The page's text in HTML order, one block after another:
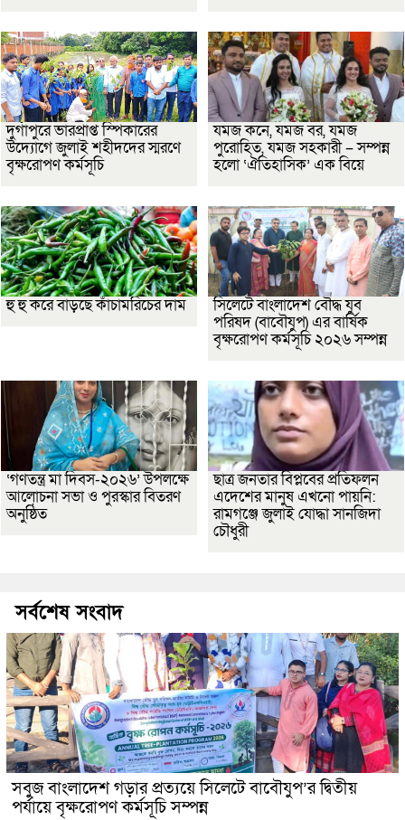
দুর্গাপুরে ভারপ্রাপ্ত স্পিকারের
উদ্যোগে জুলাই শহীদদের স্মরণে
বৃক্ষরোপণ কর্মসূচি
যমজ কনে, যমজ বর, যমজ
পুরোহিত, যমজ সহকারী – সম্পন্ন
হলো ‘ঐতিহাসিক’ এক বিয়ে
হু হু করে বাড়ছে কাঁচামরিচের দাম
সিলেটে বাংলাদেশ বৌদ্ধ যুব
পরিষদ (বাবৌযুপ) এর বার্ষিক
বৃক্ষরোপণ কর্মসূচি ২০২৬ সম্পন্ন
‘গণতন্ত্র মা দিবস-২০২৬’ উপলক্ষে
আলোচনা সভা ও পুরস্কার বিতরণ
অনুষ্ঠিত
ছাত্র জনতার বিপ্লবের প্রতিফলন
এদেশের মানুষ এখনো পায়নি:
রামগঞ্জে জুলাই যোদ্ধা সানজিদা
চৌধুরী
সর্বশেষ সংবাদ
সবুজ বাংলাদেশ গড়ার প্রত্যয়ে সিলেটে বাবৌযুপ’র দ্বিতীয়
পর্যায়ে বৃক্ষরোপণ কর্মসূচি সম্পন্ন